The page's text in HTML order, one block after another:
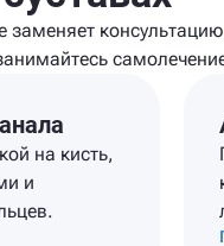
на кисть,
и